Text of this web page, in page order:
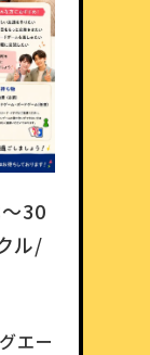
30
ル/
エー